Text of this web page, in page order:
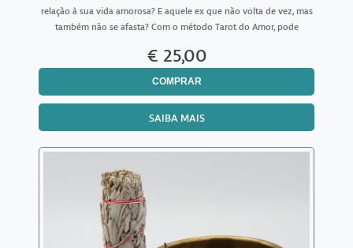
relação à sua vida amorosa? E aquele ex que não volta de vez, mas
também não se afasta? Com o método Tarot do Amor, pode
€ 25,00
COMPRAR
SAIBA MAIS